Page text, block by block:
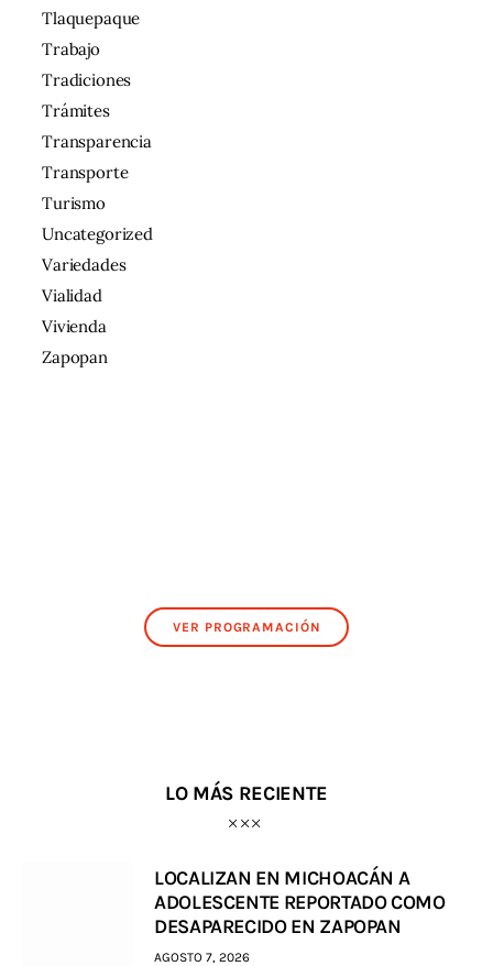
Tlaquepaque
Trabajo
Tradiciones
Trámites
Transparencia
Transporte
Turismo
Uncategorized
Variedades
Vialidad
Vivienda
Zapopan
VER PROGRAMACIÓN
LO MÁS RECIENTE
LOCALIZAN EN MICHOACÁN A
ADOLESCENTE REPORTADO COMO
DESAPARECIDO EN ZAPOPAN
AGOSTO 7, 2026